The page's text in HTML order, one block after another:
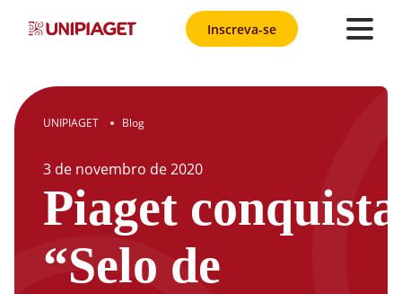
Inscreva-se
UNIPIAGET ● Blog
3 de novembro de2020
Piaget conquista
“Selo de